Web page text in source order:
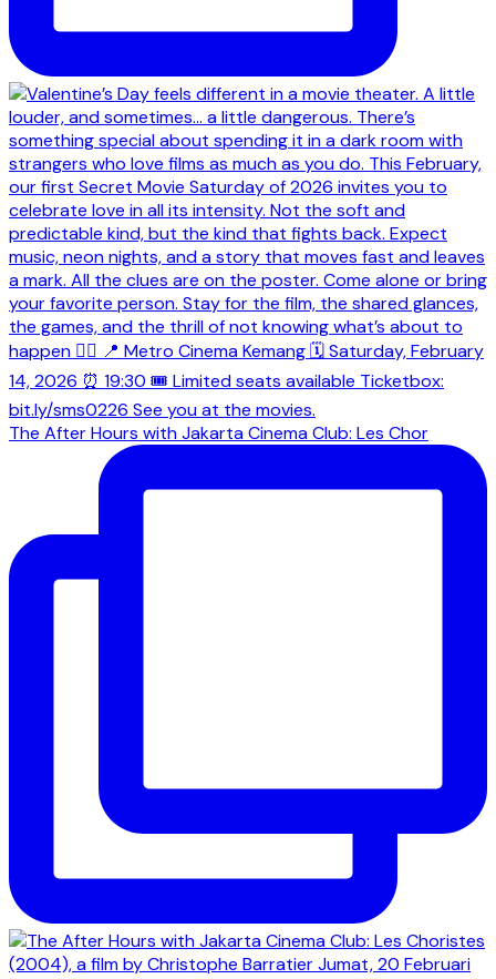
The After Hours with Jakarta Cinema Club: Les Chor